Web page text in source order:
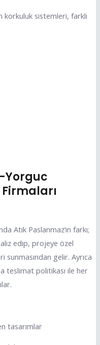
korkuluk sistemleri, farklı
Atik Paslanmaz’ın farkı;
edip, projeye özel
gelir. Ayrıca
teslimat politikası ile her
tasarımlar